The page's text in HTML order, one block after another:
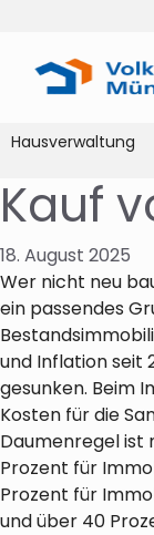
springen
Hausverwaltung
Kauf
18. August 2025
Wer nicht neu
ein passendes
und Inflation seit
gesunken. Beim
Kosten für die
Daumenregel ist
Prozent für
Prozent für
und über 40